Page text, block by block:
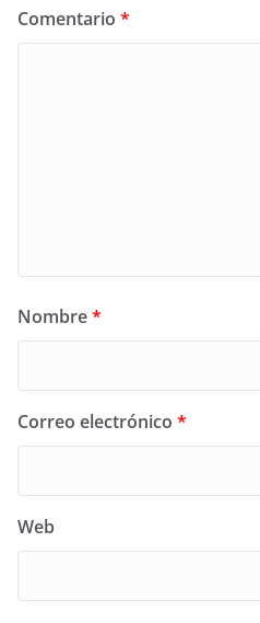
Comentario *
Nombre*
Correo electrónico *
Web